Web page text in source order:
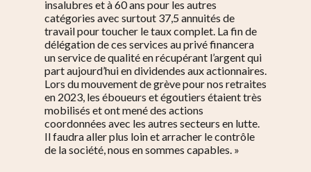
insalubres et à 60 ans pour les autres
catégories avec surtout 37,5 annuités de
travail pour toucher le taux complet. La fin de
délégation de ces services au privé financera
un service de qualité en récupérant l’argent qui
part aujourd’hui en dividendes aux actionnaires.
Lors du mouvement de grève pour nos retraites
en 2023, les éboueurs et égoutiers étaient très
mobilisés et ont mené des actions
coordonnées avec les autres secteurs en lutte.
Il faudra aller plus loin et arracher le contrôle
de la société, nous en sommes capables. »